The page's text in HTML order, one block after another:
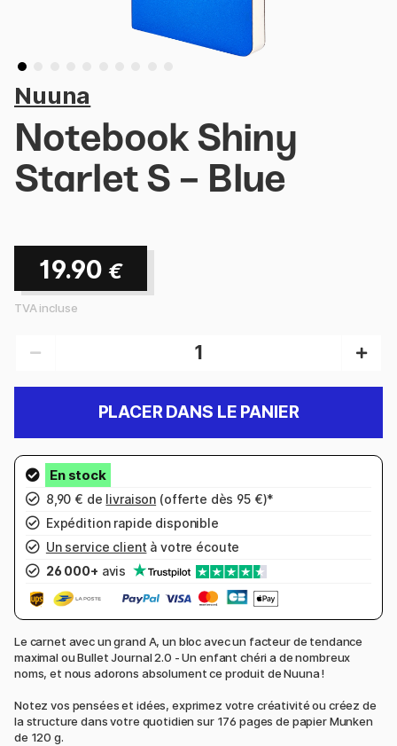
Nuuna
Notebook Shiny
Starlet S - Blue
19.90 €
TVA incluse
PLACER DANS LE PANIER
8,90 € de livraison (offerte dès 95 €)*
Expédition rapide disponible
Un service client à votre écoute
26 000+ avis
Le carnet avec un grand A, un bloc avec un facteur de tendance
maximal ou Bullet Journal 2.0 - Un enfant chéri a de nombreux
noms, et nous adorons absolument ce produit de Nuuna !
Notez vos pensées et idées, exprimez votre créativité ou créez de
la structure dans votre quotidien sur 176 pages de papier Munken
de 120 g.